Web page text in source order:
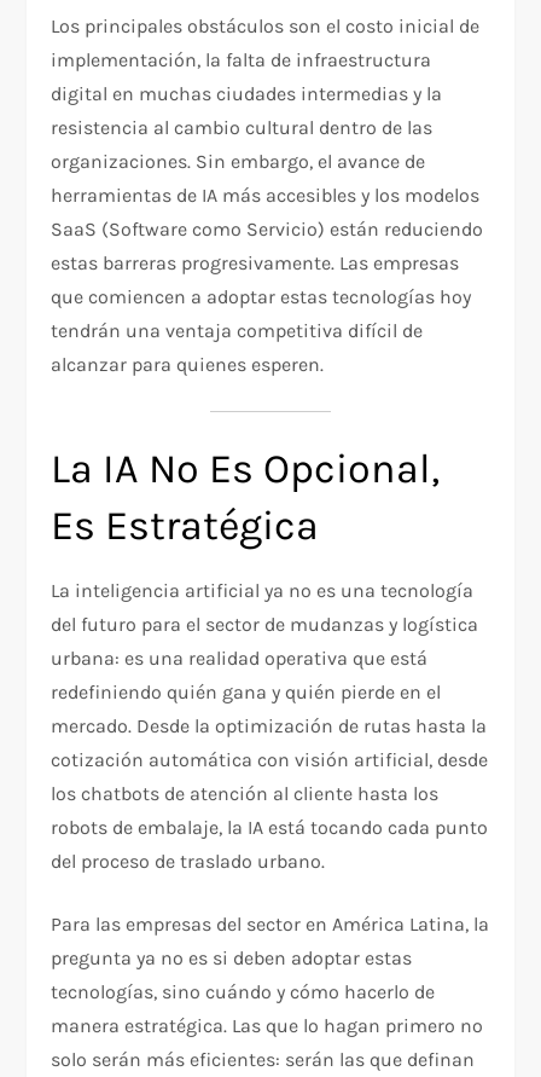
Los principales obstáculos son el costo inicial de
implementación, la falta de infraestructura
digital en muchas ciudades intermedias y la
resistencia al cambio cultural dentro de las
organizaciones. Sin embargo, el avance de
herramientas de IA más accesibles y los modelos
SaaS (Software como Servicio) están reduciendo
estas barreras progresivamente. Las empresas
que comiencen a adoptar estas tecnologías hoy
tendrán una ventaja competitiva difícil de
alcanzar para quienes esperen.
La IA No Es Opcional,
Es Estratégica
La inteligencia artificial ya no es una tecnología
del futuro para el sector de mudanzas y logística
urbana: es una realidad operativa que está
redefiniendo quién gana y quién pierde en el
mercado. Desde la optimización de rutas hasta la
cotización automática con visión artificial, desde
los chatbots de atención al cliente hasta los
robots de embalaje, la IA está tocando cada punto
del proceso de traslado urbano.
Para las empresas del sector en América Latina, la
pregunta ya no es si deben adoptar estas
tecnologías, sino cuándo y cómo hacerlo de
manera estratégica. Las que lo hagan primero no
solo serán más eficientes: serán las que definan